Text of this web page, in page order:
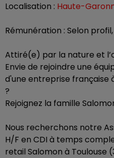
Localisation : Haute-
Rémunération : Selon
Attiré(e) par la nature et
Envie de rejoindre une
d'une entreprise française
?
Rejoignez la famille
Nous recherchons notre
H/F en CDI à temps
retail Salomon à Toulouse